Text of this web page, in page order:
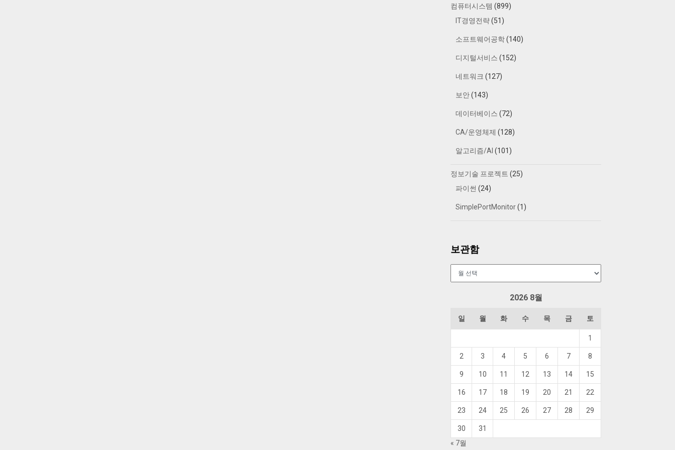
컴퓨터시스템 (899)
IT경영전략(51)
소프트웨어공학(140)
디지털서비스 (152)
네트워크 (127)
보안(143)
데이터베이스 (72)
CA/운영체제 (128)
알고리즘/AI (101)
정보기술 프로젝트 (25)
파이썬 (24)
SimplePortMonitor(1)
보관함
2026 8월
일 월 화 수 목 금 토
1
2 3 4 5 6 7 8
9 10 11 12 13 14 15
16 17 18 19 20 21 22
23 24 25 26 27 28 29
30
31
« 7월